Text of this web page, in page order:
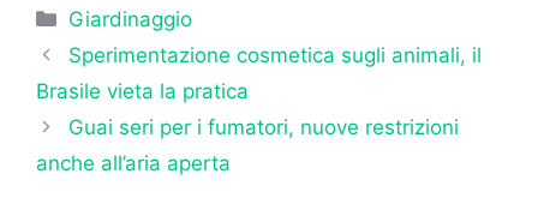
Categorie
Giardinaggio
Sperimentazione cosmetica sugli animali, il
Brasile vieta la pratica
Guai seri per i fumatori, nuove restrizioni
anche all’aria aperta